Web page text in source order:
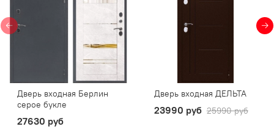
Дверь входная Берлин
серое букле
27630 руб
Дверь входная ДЕЛЬТА
23990 руб 25990 руб